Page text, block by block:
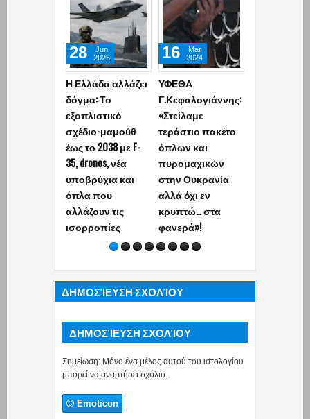
Η Ελλάδα αλλάζει
δόγμα: Το
εξοπλιστικό
σχέδιο-μαμούθ
έως το 2038 με F-
35, drones, νέα
υποβρύχια και
όπλα που
αλλάζουν τις
ισορροπίες
28
Jun
2026
ΥΦΕΘΑ
Γ.Κεφαλογιάννης:
«Στείλαμε
τεράστιο πακέτο
όπλων και
πυρομαχικών
στην Ουκρανία
αλλά όχι εν
κρυπτώ… στα
φανερά»!
16
Mar
2024
ΔΗΜΟΣΊΕΥΣΗ ΣΧΟΛΊΟΥ
ΔΗΜΟΣΊΕΥΣΗ ΣΧΟΛΊΟΥ
Σημείωση: Μόνο ένα μέλος αυτού του ιστολογίου
μπορεί να αναρτήσει σχόλιο.
Emoticon